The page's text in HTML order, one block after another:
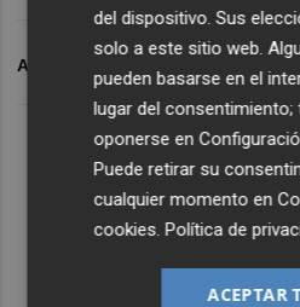
ARCHIVADO EN
del dispositivo. Sus
solo a este sitio web.
pueden basarse en el
lugar del consentimiento;
oponerse en
Puede retirar su
cualquier momento en
cookies.Política de
ACEPTAR